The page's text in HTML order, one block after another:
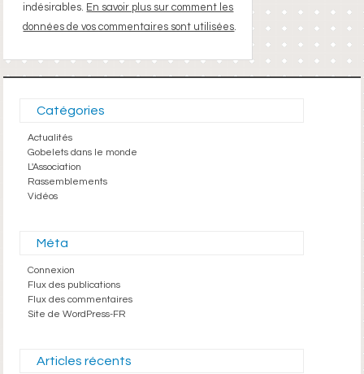
indésirables. En savoir plus sur comment les
données de vos commentaires sont utilisées
Catégories
Actualités
Gobelets dans le monde
L'Association
Rassemblements
Vidéos
Méta
Connexion
Flux des publications
Flux des commentaires
Site de WordPress-FR
Articles récents